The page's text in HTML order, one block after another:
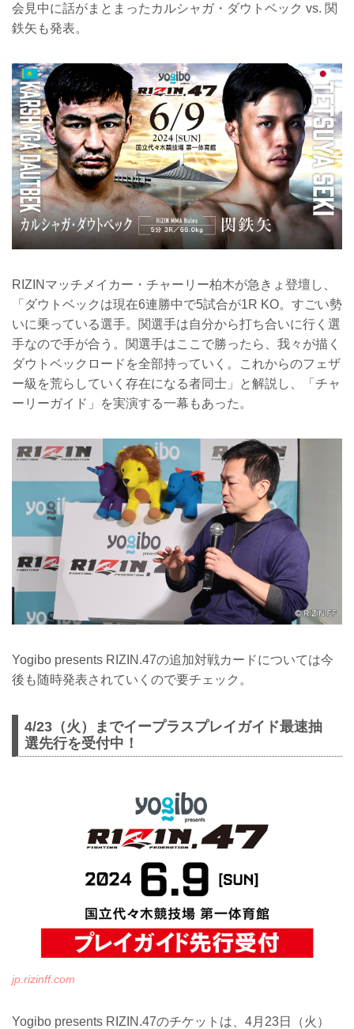
会見中に話がまとまったカルシャガ・ダウトベック vs. 関
鉄矢も発表。
RIZINマッチメイカー・チャーリー柏木が急きょ登壇し、
「ダウトベックは現在6連勝中で5試合が1R KO。すごい勢
いに乗っている選手。関選手は自分から打ち合いに行く選
手なので手が合う。関選手はここで勝ったら、我々が描く
ダウトベックロードを全部持っていく。これからのフェザ
ー級を荒らしていく存在になる者同士」と解説し、「チャ
ーリーガイド」を実演する一幕もあった。
Yogibo presents RIZIN.47の追加対戦カードについては今
後も随時発表されていくので要チェック。
4/23（火）までイープラスプレイガイド最速抽
選先行を受付中！
jp.rizinff.com
Yogibo presents RIZIN.47のチケットは、4月23日（火）